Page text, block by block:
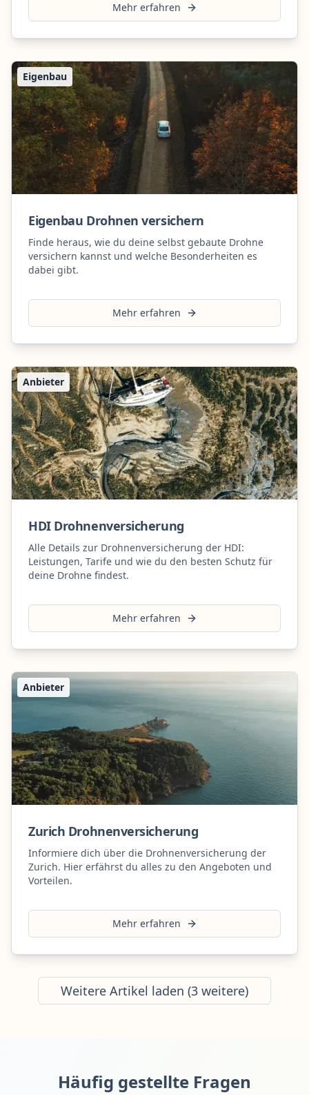
Mehr erfahren
Eigenbau
Eigenbau Drohnen versichern
Finde heraus, wie du deine selbst gebaute Drohne
versichern kannst und welche Besonderheiten es
dabei gibt.
Mehr erfahren
Anbieter
HDI Drohnenversicherung
Alle Details zur Drohnenversicherung der HDI:
Leistungen, Tarife und wie du den besten Schutz für
deine Drohne findest.
Mehr erfahren
Anbieter
Zurich Drohnenversicherung
Informiere dich über die Drohnenversicherung der
Zurich. Hier erfährst du alles zu den Angeboten und
Vorteilen.
Mehr erfahren
Weitere Artikel laden (3 weitere)
Häufig gestellte Fragen